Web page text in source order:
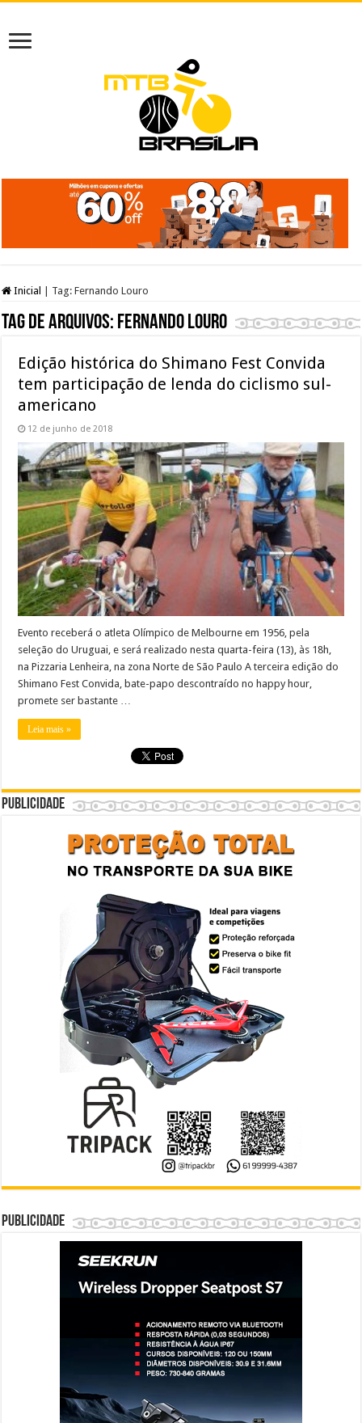
Inicial Tag:Fernando Louro
Tag de arquivos: Fernando Louro
Edição histórica do Shimano Fest Convida
tem participação de lenda do ciclismo sul-
americano
12 de junho de 2018
Evento receberá o atleta Olímpico de Melbourne em 1956, pela
seleção do Uruguai, e será realizado nesta quarta-feira (13), às 18h,
na Pizzaria Lenheira, na zona Norte de São Paulo A terceira edição do
Shimano Fest Convida, bate-papo descontraído no happy hour,
promete ser bastante …
Leia mais »
Publicidade
Publicidade